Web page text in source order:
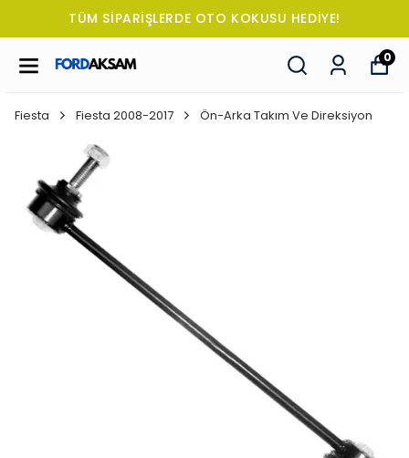
TÜM SİPARİŞLERDE OTO KOKUSU HEDİYE!
0
Fiesta Fiesta 2008-2017 Ön-Arka Takım Ve Direksiyon